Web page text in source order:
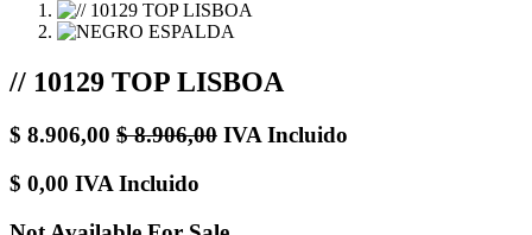
// 10129 TOP LISBOA
$ 8.906,00 $8.906,00 IVA Incluido
$ 0,00 IVA Incluido